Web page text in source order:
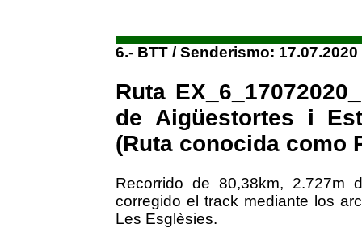
6.- BTT / Senderismo: 17.07.2020
Ruta
de Aigüestortes i
(Ruta conocida como
Recorrido de 80,38km, 2.727m
corregido el track mediante los
Les Esglèsies.